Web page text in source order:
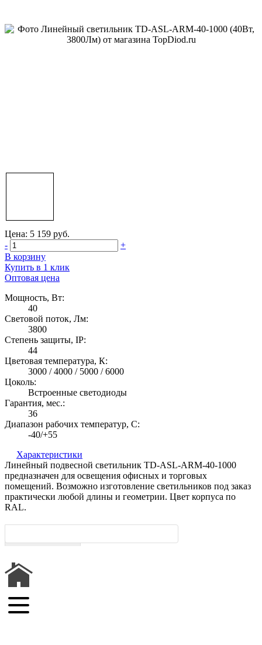
Цена: 5 159 руб.
-
+
В корзину
Купить в 1 клик
Оптовая цена
Мощность, Вт:
40
Световой поток, Лм:
3800
Степень защиты, IP:
44
Цветовая температура, К:
3000 / 4000 / 5000 / 6000
Цоколь:
Встроенные светодиоды
Гарантия, мес.:
36
Диапазон рабочих температур, C:
-40/+55
Характеристики
Линейный подвесной светильник TD-ASL-ARM-40-1000
предназначен для освещения офисных и торговых
помещений. Возможно изготовление светильников под заказ
практически любой длины и геометрии. Цвет корпуса по
RAL.